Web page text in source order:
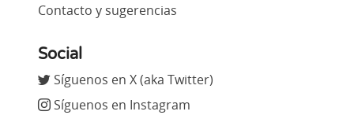
Contacto y sugerencias
Social
Síguenos en X (aka Twitter)
Síguenos en Instagram